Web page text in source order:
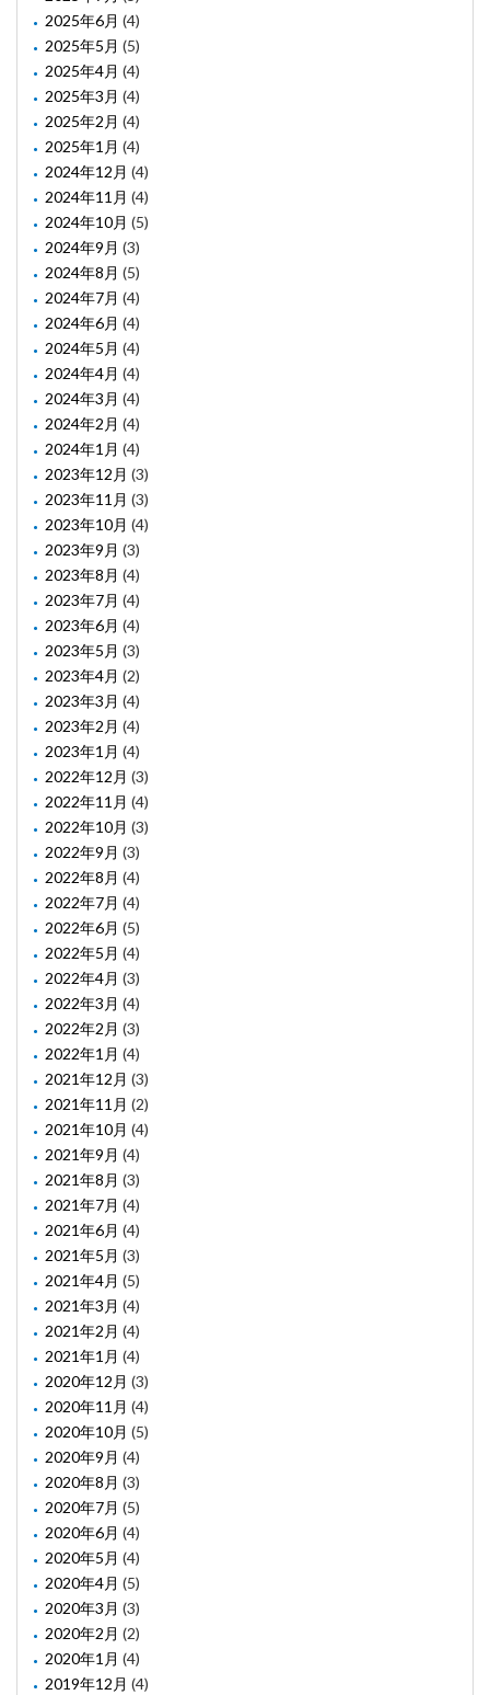
2025年6月 (4)
2025年5月 (5)
2025年4月 (4)
2025年3月 (4)
2025年2月 (4)
2025年1月 (4)
2024年12月 (4)
2024年11月 (4)
2024年10月 (5)
2024年9月 (3)
2024年8月 (5)
2024年7月 (4)
2024年6月 (4)
2024年5月 (4)
2024年4月 (4)
2024年3月 (4)
2024年2月 (4)
2024年1月 (4)
2023年12月 (3)
2023年11月 (3)
2023年10月 (4)
2023年9月 (3)
2023年8月 (4)
2023年7月 (4)
2023年6月 (4)
2023年5月 (3)
2023年4月 (2)
2023年3月 (4)
2023年2月 (4)
2023年1月 (4)
2022年12月 (3)
2022年11月 (4)
2022年10月 (3)
2022年9月 (3)
2022年8月 (4)
2022年7月 (4)
2022年6月 (5)
2022年5月 (4)
2022年4月 (3)
2022年3月 (4)
2022年2月 (3)
2022年1月 (4)
2021年12月 (3)
2021年11月 (2)
2021年10月 (4)
2021年9月 (4)
2021年8月 (3)
2021年7月 (4)
2021年6月 (4)
2021年5月 (3)
2021年4月 (5)
2021年3月 (4)
2021年2月 (4)
2021年1月 (4)
2020年12月 (3)
2020年11月 (4)
2020年10月 (5)
2020年9月 (4)
2020年8月 (3)
2020年7月 (5)
2020年6月 (4)
2020年5月 (4)
2020年4月 (5)
2020年3月 (3)
2020年2月 (2)
2020年1月 (4)
2019年12月 (4)